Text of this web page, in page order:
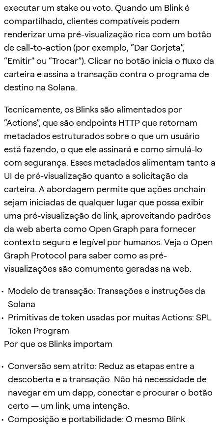
executar um stake ou voto. Quando um Blink é
compartilhado, clientes compatíveis podem
renderizar uma pré-visualização rica com um botão
de call-to-action (por exemplo, “Dar Gorjeta”,
“Emitir” ou “Trocar”). Clicar no botão inicia o fluxo da
carteira e assina a transação contra o programa de
destino na Solana.
Tecnicamente, os Blinks são alimentados por
“Actions”, que são endpoints HTTP que retornam
metadados estruturados sobre o que um usuário
está fazendo, o que ele assinará e como simulá-lo
com segurança. Esses metadados alimentam tanto a
UI de pré-visualização quanto a solicitação da
carteira. A abordagem permite que ações onchain
sejam iniciadas de qualquer lugar que possa exibir
uma pré-visualização de link, aproveitando padrões
da web aberta como Open Graph para fornecer
contexto seguro e legível por humanos. Veja o Open
Graph Protocol para saber como as pré-
visualizações são comumente geradas na web.
Modelo de transação: Transações e instruções da
Solana
Primitivas de token usadas por muitas Actions: SPL
Token Program
Por que os Blinks importam
Conversão sem atrito: Reduz as etapas entre a
descoberta e a transação. Não há necessidade de
navegar em um dapp, conectar e procurar o botão
certo — um link, uma intenção.
Composição e portabilidade: O mesmo Blink